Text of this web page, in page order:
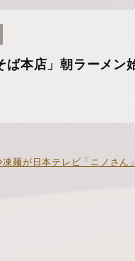
ば本店」朝ラーメン